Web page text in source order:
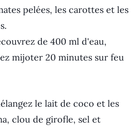
pelées, les carottes et les
de 400 ml d'eau,
mijoter 20 minutes sur feu
le lait de coco et les
clou de girofle, sel et